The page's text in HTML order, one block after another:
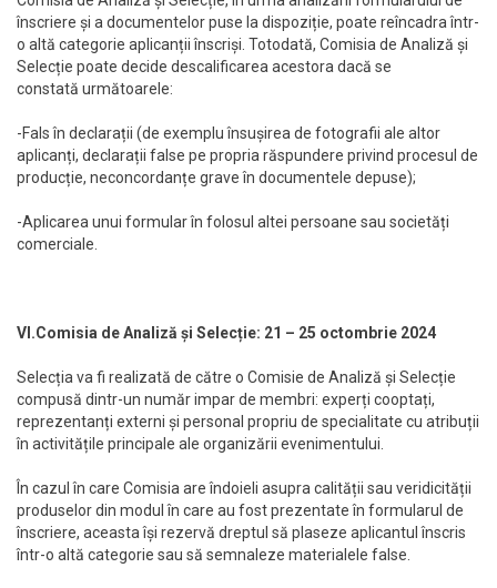
înscriere și a documentelor puse la dispoziție, poate reîncadra într-
o altă categorie aplicanții înscriși. Totodată, Comisia de Analiză și
Selecție poate decide descalificarea acestora dacă se
constată următoarele:
-Fals în declarații (de exemplu însușirea de fotografii ale altor
aplicanți, declarații false pe propria răspundere privind procesul de
producție, neconcordanțe grave în documentele depuse);
-Aplicarea unui formular în folosul altei persoane sau societăți
comerciale.
VI.Comisia de Analiză și Selecție: 21 – 25 octombrie 2024
Selecția va fi realizată de către o Comisie de Analiză și Selecție
compusă dintr-un număr impar de membri: experți cooptați,
reprezentanți externi și personal propriu de specialitate cu atribuții
în activitățile principale ale organizării evenimentului.
În cazul în care Comisia are îndoieli asupra calității sau veridicității
produselor din modul în care au fost prezentate în formularul de
înscriere, aceasta își rezervă dreptul să plaseze aplicantul înscris
într-o altă categorie sau să semnaleze materialele false.